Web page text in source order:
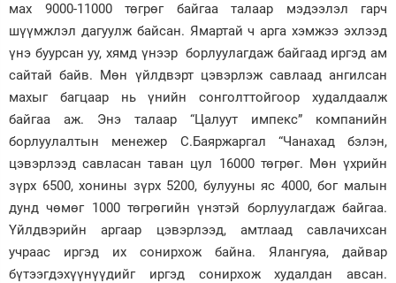
мах 9000-11000 төгрөг байгаа талаар мэдээлэл гарч
шүүмжлэл дагуулж байсан. Ямартай ч арга хэмжээ эхлээд
үнэ буурсан уу, хямд үнээр борлуулагдаж байгаад иргэд ам
сайтай байв. Мөн үйлдвэрт цэвэрлэж савлаад ангилсан
махыг багцаар нь үнийн сонголттойгоор худалдаалж
байгаа аж. Энэ талаар “Цалуут импекс” компанийн
борлуулалтын менежер С.Баяржаргал “Чанахад бэлэн,
цэвэрлээд савласан таван цул 16000 төгрөг. Мөн үхрийн
зүрх 6500, хонины зүрх 5200, булууны яс 4000, бог малын
дунд чөмөг 1000 төгрөгийн үнэтэй борлуулагдаж байгаа.
Үйлдвэрийн аргаар цэвэрлээд, амтлаад савлачихсан
учраас иргэд их сонирхож байна. Ялангуяа, дайвар
бүтээгдэхүүнүүдийг иргэд сонирхож худалдан авсан.